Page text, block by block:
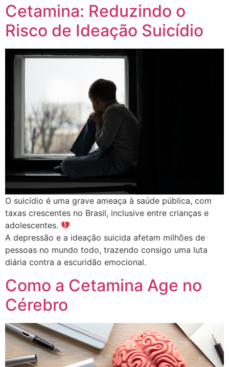
Cetamina: Reduzindo o
Risco de Ideação Suicídio
O suicídio é uma grave ameaça à saúde pública, com
taxas crescentes no Brasil, inclusive entre crianças e
adolescentes.
A depressão e a ideação suicida afetam milhões de
pessoas no mundo todo, trazendo consigo uma luta
diária contra a escuridão emocional.
Como a Cetamina Age no
Cérebro